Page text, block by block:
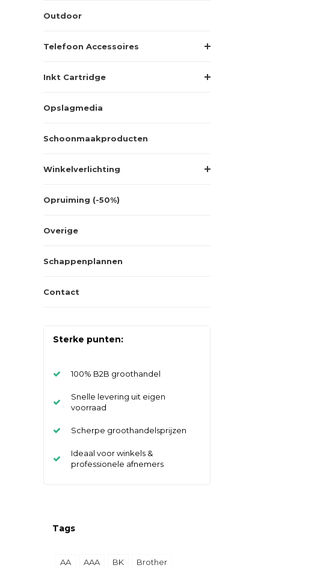
Outdoor
Telefoon Accessoires
Inkt Cartridge
Opslagmedia
Schoonmaakproducten
Winkelverlichting
Opruiming (-50%)
Overige
Schappenplannen
Contact
Sterke punten:
100% B2B groothandel
Snelle levering uit eigen
voorraad
Scherpe groothandelsprijzen
Ideaal voor winkels &
professionele afnemers
Tags
AA AAA BK Brother